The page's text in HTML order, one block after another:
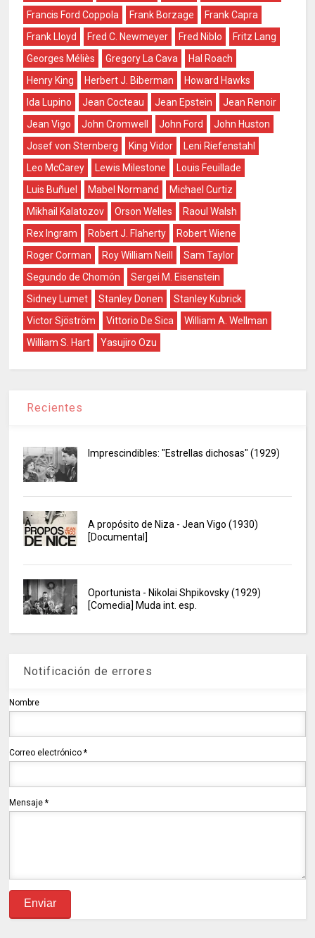
Francis Ford Coppola
Frank Borzage
Frank Capra
Frank Lloyd
Fred C. Newmeyer Fred Niblo
Fritz Lang
Georges Méliès
Gregory La Cava
Hal Roach
Henry King
Herbert J. Biberman
Howard Hawks
Ida Lupino
Jean Cocteau Jean Epstein
Jean Renoir
Jean Vigo
John Cromwell John Ford
John Huston
Josef von Sternberg
King Vidor
Leni Riefenstahl
Leo McCarey
Lewis Milestone
Louis Feuillade
Luis Buñuel
Mabel Normand
Michael Curtiz
Mikhail Kalatozov
Orson Welles
Raoul Walsh
Rex Ingram
Robert J. Flaherty
Robert Wiene
Roger Corman
Roy William Neill
Sam Taylor
Segundo de Chomón
Sergei M. Eisenstein
Sidney Lumet
Stanley Donen
Stanley Kubrick
Victor Sjöström
Vittorio De Sica
William A. Wellman
William S. Hart
Yasujiro Ozu
Recientes
Imprescindibles: "Estrellas dichosas" (1929)
A propósito de Niza - Jean Vigo (1930)
[Documental]
Oportunista - Nikolai Shpikovsky (1929)
[Comedia] Muda int. esp.
Notificación de errores
Nombre
Correo electrónico*
Mensaje*